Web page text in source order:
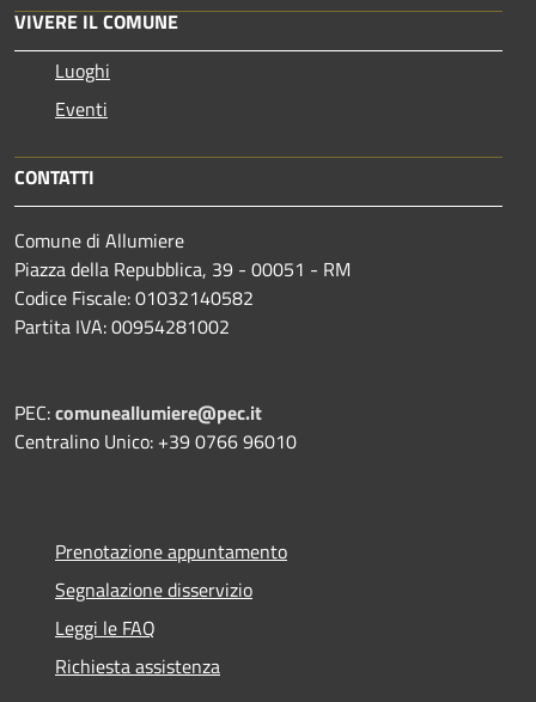
VIVERE IL COMUNE
Luoghi
Eventi
CONTATTI
Comune di Allumiere
Piazza della Repubblica, 39 - 00051 - RM
Codice Fiscale: 01032140582
Partita IVA: 00954281002
PEC:comuneallumiere@pec.it
Centralino Unico: +39 0766 96010
Prenotazione appuntamento
Segnalazione disservizio
Leggi le FAQ
Richiesta assistenza